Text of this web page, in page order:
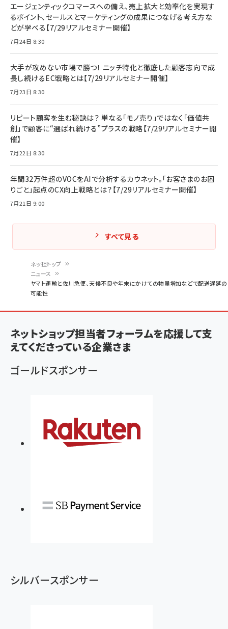
く
ず
ネッ担トップ
ニュース
ヤマト運輸と佐川急便、天候不良や年末にかけての物量増加などで配送遅延の
可能性
エージェンティックコマースへの備え、売上拡大と効率化を実現す
るポイント、セールスとマーケティングの成果につなげる考え方な
どが学べる【7/29リアルセミナー開催】
7月24日 8:30
大手が攻めない市場で勝つ！ ニッチ特化と徹底した顧客志向で成
長し続けるEC戦略とは【7/29リアルセミナー開催】
7月23日 8:30
リピート顧客を生む秘訣は？ 単なる「モノ売り」ではなく「価値共
創」で顧客に“選ばれ続ける”プラスの戦略【7/29リアルセミナー開
催】
7月22日 8:30
年間32万件超のVOCをAIで分析するカウネット。「お客さまのお困
りごと」起点のCX向上戦略とは？【7/29リアルセミナー開催】
7月21日 9:00
すべて見る
ネットショップ担当者フォーラムを応援して支
えてくださっている企業さま
ゴールドスポンサー
シルバースポンサー